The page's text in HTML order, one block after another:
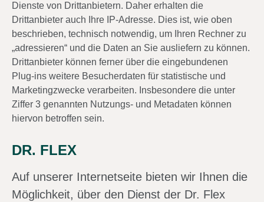
Dienste von Drittanbietern. Daher erhalten die
Drittanbieter auch Ihre IP-Adresse. Dies ist, wie oben
beschrieben, technisch notwendig, um Ihren Rechner zu
„adressieren“ und die Daten an Sie ausliefern zu können.
Drittanbieter können ferner über die eingebundenen
Plug-ins weitere Besucherdaten für statistische und
Marketingzwecke verarbeiten. Insbesondere die unter
Ziffer 3 genannten Nutzungs- und Metadaten können
hiervon betroffen sein.
DR. FLEX
Auf unserer Internetseite bieten wir Ihnen die
Möglichkeit, über den Dienst der Dr. Flex